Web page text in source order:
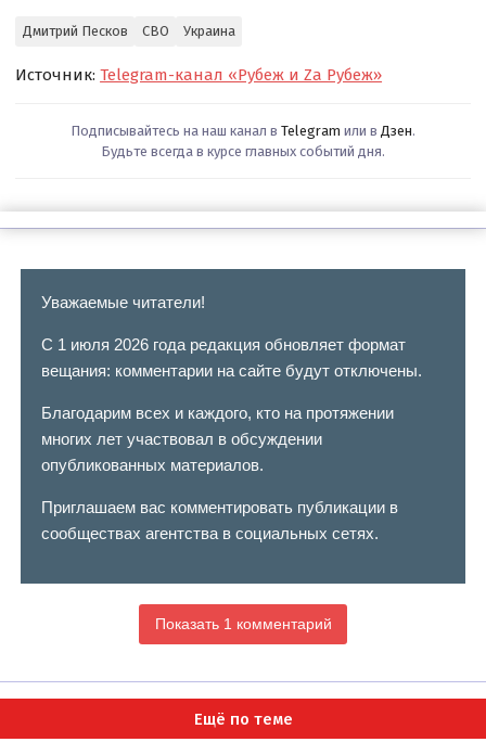
Дмитрий Песков СВО Украина
Источник:Telegram-канал «Рубеж и Zа Рубеж»
Подписывайтесь на наш канал в Telegram или в Дзен.
Будьте всегда в курсе главных событий дня.
Уважаемые читатели!
С 1 июля 2026 года редакция обновляет формат
вещания: комментарии на сайте будут отключены.
Благодарим всех и каждого, кто на протяжении
многих лет участвовал в обсуждении
опубликованных материалов.
Приглашаем вас комментировать публикации в
сообществах агентства в социальных сетях.
Показать 1 комментарий
Ещё по теме